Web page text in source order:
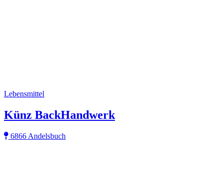
Lebensmittel
Künz BackHandwerk
6866 Andelsbuch